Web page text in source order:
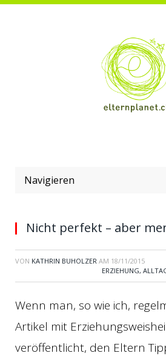
Navigieren
Nicht perfekt – aber
VON KATHRIN BUHOLZER AM 18/11/2015
ERZIEHUNG,
Wenn man, so wie ich,
Artikel mit
veröffentlicht, den Eltern